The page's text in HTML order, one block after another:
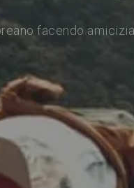
facendo